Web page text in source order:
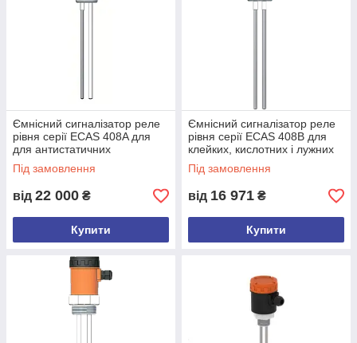
Ємнісний сигналізатор реле
рівня серії ECAS 408A для
для антистатичних
матеріалів, -1...+100 bar
Під замовлення
від 22 000 ₴
Купити
Ємнісний сигналізатор реле
рівня серії ECAS 408B для
клейких, кислотних і лужних
речовин
Під замовлення
від 16 971 ₴
Купити